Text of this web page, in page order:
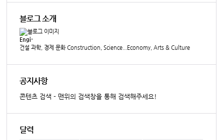
블로그 소개
Engi-
건설 과학, 경제 문화 Construction, Science...Economy, Arts & Culture
공지사항
콘텐츠 검색 - 맨위의 검색창을 통해 검색해주세요!
달력